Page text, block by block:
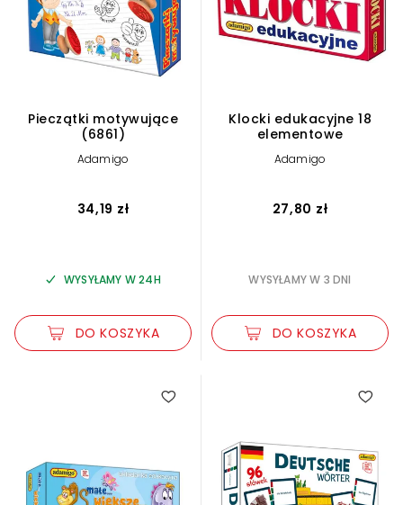
Pieczątki motywujące
(6861)
Adamigo
34,19 zł
WYSYŁAMY W 24H
DO KOSZYKA
Klocki edukacyjne 18
elementowe
Adamigo
27,80 zł
WYSYŁAMY W 3 DNI
DO KOSZYKA